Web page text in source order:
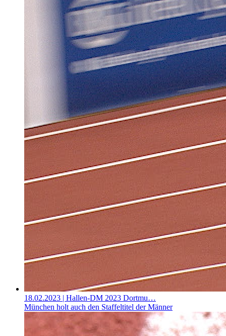
18.02.2023 | Hallen-DM 2023 Dortmu…
München holt auch den Staffeltitel der Männer